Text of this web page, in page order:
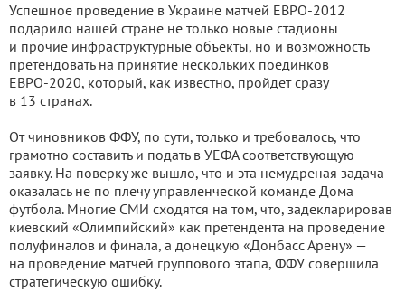
Успешное проведение в Украине матчей ЕВРО-2012
подарило нашей стране не только новые стадионы
и прочие инфраструктурные объекты, но и возможность
претендовать на принятие нескольких поединков
ЕВРО-2020, который, как известно, пройдет сразу
в 13 странах.
От чиновников ФФУ, по сути, только и требовалось, что
грамотно составить и подать в УЕФА соответствующую
заявку. На поверку же вышло, что и эта немудреная задача
оказалась не по плечу управленческой команде Дома
футбола. Многие СМИ сходятся на том, что, задекларировав
киевский «Олимпийский» как претендента на проведение
полуфиналов и финала, а донецкую «Донбасс Арену» —
на проведение матчей группового этапа, ФФУ совершила
стратегическую ошибку.